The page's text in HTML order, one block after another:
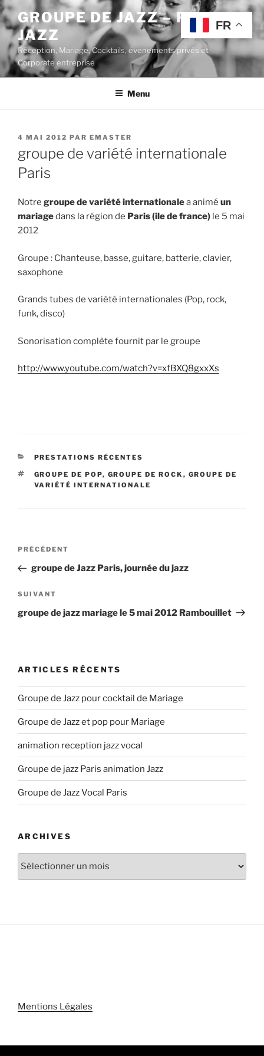
Aller
au
contenu
principal
GROUPE DE JAZZ – POP
JAZZ
Réception, Mariage, Cocktails, évenements privés et
Corporate entreprise
Menu
PUBLIÉ
4 MAI 2012 PAR EMASTER
groupe de variété internationale
Paris
Notre groupe de variété internationalea animé un
mariagedans la région de Paris (ile de france) le 5 mai
2012
Groupe : Chanteuse, basse, guitare, batterie, clavier,
saxophone
Grands tubes de variété internationales (Pop, rock,
funk, disco)
Sonorisation complète fournit par le groupe
http://www.youtube.com/watch?v=xfBXQ8gxxXs
CATÉGORIES
PRESTATIONS RÉCENTES
ÉTIQUETTES
GROUPE DE POP, GROUPE DE ROCK , GROUPE DE
VARIÉTÉ INTERNATIONALE
Navigation
l’article
Article
précédent
PRÉCÉDENT
groupe de Jazz Paris, journée du jazz
Article
suivant
SUIVANT
groupe de jazz mariage le 5 mai 2012 Rambouillet
ARTICLES RÉCENTS
Groupe de Jazz pour cocktail de Mariage
Groupe de Jazz et pop pour Mariage
animation reception jazz vocal
Groupe de jazz Paris animation Jazz
Groupe de Jazz Vocal Paris
ARCHIVES
Archives
Mentions Légales
FR